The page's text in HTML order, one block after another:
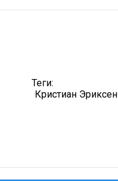
Теги:
Кристиан Эриксен